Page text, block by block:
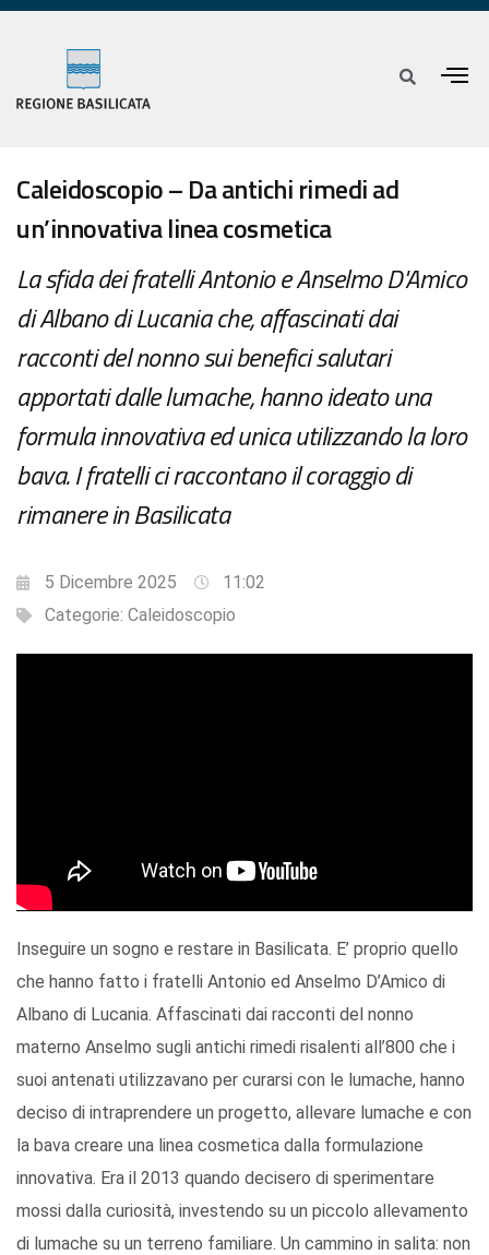
Caleidoscopio – Da antichi rimedi ad
un’innovativa linea cosmetica
La sfida dei fratelli Antonio e Anselmo D'Amico
di Albano di Lucania che, affascinati dai
racconti del nonno sui benefici salutari
apportati dalle lumache, hanno ideato una
formula innovativa ed unica utilizzando la loro
bava. I fratelli ci raccontano il coraggio di
rimanere in Basilicata
5 Dicembre 2025
11:02
Categorie: Caleidoscopio
Inseguire un sogno e restare in Basilicata. E’ proprio quello
che hanno fatto i fratelli Antonio ed Anselmo D’Amico di
Albano di Lucania. Affascinati dai racconti del nonno
materno Anselmo sugli antichi rimedi risalenti all’800 che i
suoi antenati utilizzavano per curarsi con le lumache, hanno
deciso di intraprendere un progetto, allevare lumache e con
la bava creare una linea cosmetica dalla formulazione
innovativa. Era il 2013 quando decisero di sperimentare
mossi dalla curiosità, investendo su un piccolo allevamento
di lumache su un terreno familiare. Un cammino in salita: non